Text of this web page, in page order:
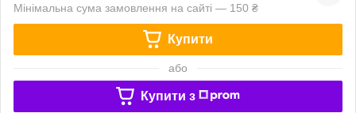
Мінімальна сума замовлення на сайті — 150 ₴
Купити
або
Купити з